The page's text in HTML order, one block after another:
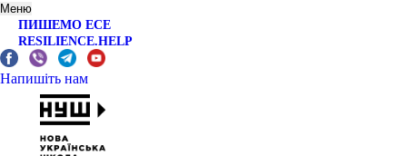
Меню
ПИШЕМО ЕСЕ
RESILIENCE.HELP
Напишіть нам